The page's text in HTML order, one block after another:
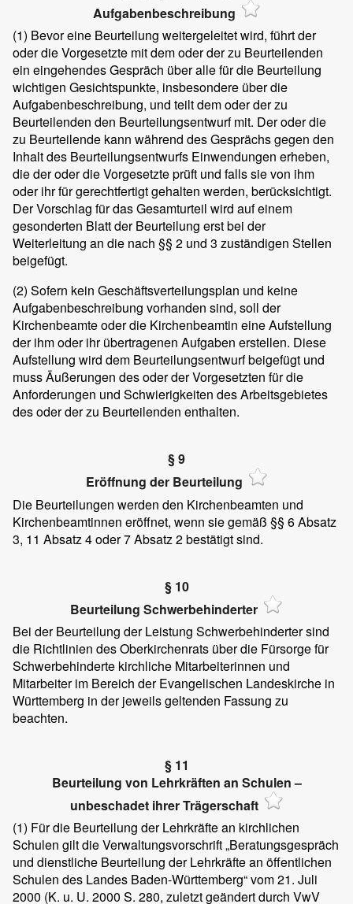
Aufgabenbeschreibung
(1) Bevor eine Beurteilung weitergeleitet wird, führt der
oder die Vorgesetzte mit dem oder der zu Beurteilenden
ein eingehendes Gespräch über alle für die Beurteilung
wichtigen Gesichtspunkte, insbesondere über die
Aufgabenbeschreibung, und teilt dem oder der zu
Beurteilenden den Beurteilungsentwurf mit. Der oder die
zu Beurteilende kann während des Gesprächs gegen den
Inhalt des Beurteilungsentwurfs Einwendungen erheben,
die der oder die Vorgesetzte prüft und falls sie von ihm
oder ihr für gerechtfertigt gehalten werden, berücksichtigt.
Der Vorschlag für das Gesamturteil wird auf einem
gesonderten Blatt der Beurteilung erst bei der
Weiterleitung an die nach §§ 2 und 3 zuständigen Stellen
beigefügt.
(2) Sofern kein Geschäftsverteilungsplan und keine
Aufgabenbeschreibung vorhanden sind, soll der
Kirchenbeamte oder die Kirchenbeamtin eine Aufstellung
der ihm oder ihr übertragenen Aufgaben erstellen. Diese
Aufstellung wird dem Beurteilungsentwurf beigefügt und
muss Äußerungen des oder der Vorgesetzten für die
Anforderungen und Schwierigkeiten des Arbeitsgebietes
des oder der zu Beurteilenden enthalten.
§ 9
Eröffnung der Beurteilung
Die Beurteilungen werden den Kirchenbeamten und
Kirchenbeamtinnen eröffnet, wenn sie gemäß §§ 6 Absatz
3, 11 Absatz 4 oder 7 Absatz 2 bestätigt sind.
§ 10
Beurteilung Schwerbehinderter
Bei der Beurteilung der Leistung Schwerbehinderter sind
die Richtlinien des Oberkirchenrats über die Fürsorge für
Schwerbehinderte kirchliche Mitarbeiterinnen und
Mitarbeiter im Bereich der Evangelischen Landeskirche in
Württemberg in der jeweils geltenden Fassung zu
beachten.
§ 11
Beurteilung von Lehrkräften an Schulen –
unbeschadet ihrer Trägerschaft
(1) Für die Beurteilung der Lehrkräfte an kirchlichen
Schulen gilt die Verwaltungsvorschrift „Beratungsgespräch
und dienstliche Beurteilung der Lehrkräfte an öffentlichen
Schulen des Landes Baden-Württemberg“ vom 21. Juli
2000 (K. u. U. 2000 S. 280, zuletzt geändert durch VwV